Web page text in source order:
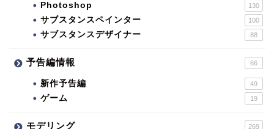
Photoshop 130
サブスタンスペインター 100
サブスタンスデザイナー 88
予告編情報 66
新作予告編 49
ゲーム 19
モデリング 269